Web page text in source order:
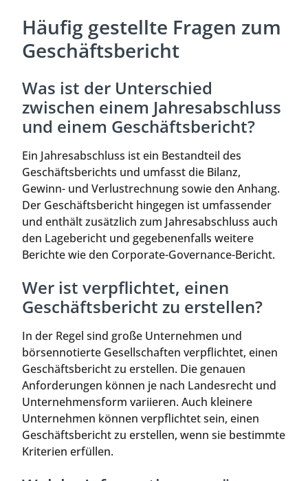
Häufig gestellte Fragen zum
Geschäftsbericht
Was ist der Unterschied
zwischen einem Jahresabschluss
und einem Geschäftsbericht?
Ein Jahresabschluss ist ein Bestandteil des
Geschäftsberichts und umfasst die Bilanz,
Gewinn- und Verlustrechnung sowie den Anhang.
Der Geschäftsbericht hingegen ist umfassender
und enthält zusätzlich zum Jahresabschluss auch
den Lagebericht und gegebenenfalls weitere
Berichte wie den Corporate-Governance-Bericht.
Wer ist verpflichtet, einen
Geschäftsbericht zu erstellen?
In der Regel sind große Unternehmen und
börsennotierte Gesellschaften verpflichtet, einen
Geschäftsbericht zu erstellen. Die genauen
Anforderungen können je nach Landesrecht und
Unternehmensform variieren. Auch kleinere
Unternehmen können verpflichtet sein, einen
Geschäftsbericht zu erstellen, wenn sie bestimmte
Kriterien erfüllen.